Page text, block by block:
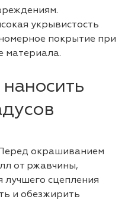
укрывистость
покрытие при
материала.
окрашиванием
от ржавчины,
сцепления
и обезжирить